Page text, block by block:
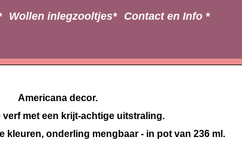
Wollen inlegzooltjes* Contact en Info *
Americana decor.
verf met een krijt-achtige uitstraling.
kleuren, onderling mengbaar - in pot van 236 ml.